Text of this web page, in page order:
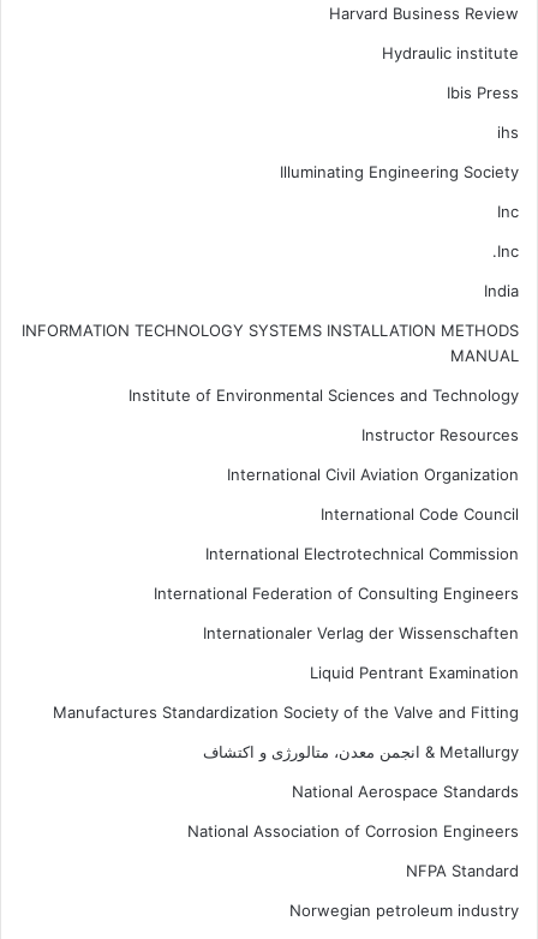
Harvard Business Review
Hydraulic institute
Ibis Press
ihs
Illuminating Engineering Society
Inc
Inc.
India
INFORMATION TECHNOLOGY SYSTEMS INSTALLATION METHODS
MANUAL
Institute of Environmental Sciences and Technology
Instructor Resources
International Civil Aviation Organization
International Code Council
International Electrotechnical Commission
International Federation of Consulting Engineers
Internationaler Verlag der Wissenschaften
Liquid Pentrant Examination
Manufactures Standardization Society of the Valve and Fitting
Metallurgy & انجمن معدن، متالورژی و اکتشاف
National Aerospace Standards
National Association of Corrosion Engineers
NFPA Standard
Norwegian petroleum industry